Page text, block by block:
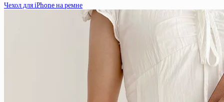
Чехол для iPhone на ремне